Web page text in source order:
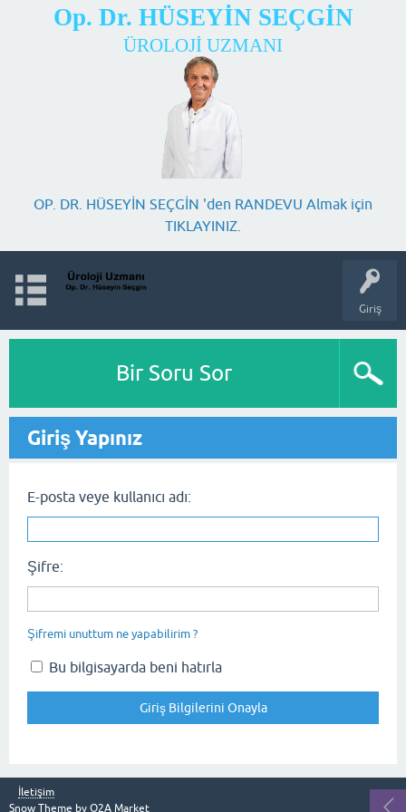
Op. Dr. HÜSEYİN SEÇGİN
ÜROLOJİ UZMANI
OP. DR. HÜSEYİN SEÇGİN 'den RANDEVU Almak için
TIKLAYINIZ.
Giriş
Bir Soru Sor
Giriş Yapınız
E-posta veye kullanıcı adı:
Şifre:
Şifremi unuttum ne yapabilirim ?
Bu bilgisayarda beni hatırla
İletişim
Snow Theme by Q2A Market